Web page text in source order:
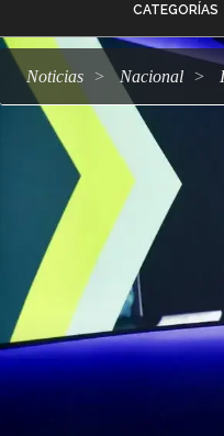
CATEGORÍAS
Noticias Nacional